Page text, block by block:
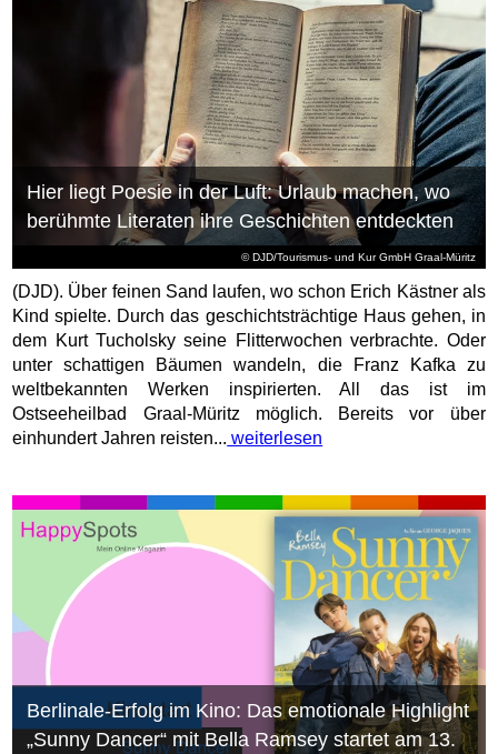
© DJD/Tourismus- und Kur GmbH Graal-Müritz
Hier liegt Poesie in der Luft: Urlaub machen, wo
berühmte Literaten ihre Geschichten entdeckten
(DJD). Über feinen Sand laufen, wo schon Erich Kästner als
Kind spielte. Durch das geschichtsträchtige Haus gehen, in
dem Kurt Tucholsky seine Flitterwochen verbrachte. Oder
unter schattigen Bäumen wandeln, die Franz Kafka zu
weltbekannten Werken inspirierten. All das ist im
Ostseeheilbad Graal-Müritz möglich. Bereits vor über
einhundert Jahren reisten... weiterlesen
Berlinale-Erfolg im Kino: Das emotionale Highlight
„Sunny Dancer“ mit Bella Ramsey startet am 13.